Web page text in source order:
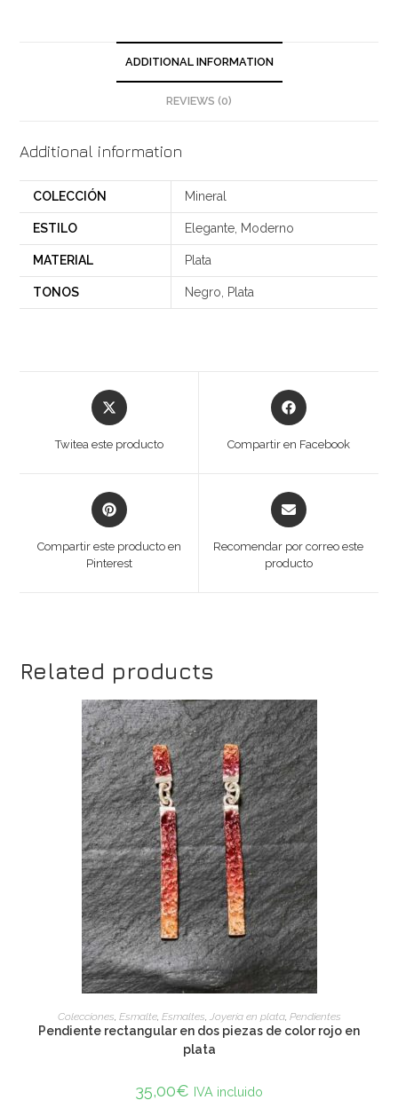
ADDITIONAL INFORMATION
REVIEWS (0)
Additional information
COLECCIÓN Mineral
ESTILO Elegante, Moderno
MATERIAL Plata
TONOS Negro, Plata
Opens
in
Twitea este producto
Opens
in
Compartir en Facebook
Opens
in
new
Compartir este producto en
Pinterest
Opens
in
new
Recomendar por correo este
producto
Related products
ADD TO CART
Colecciones, Esmalte, Esmaltes, Joyería en plata, Pendientes
Pendiente rectangular en dos piezas de color rojo en
plata
35,00€ IVA incluido